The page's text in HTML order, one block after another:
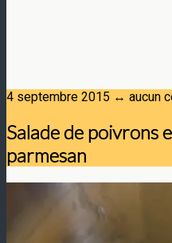
4 septembre 2015 ↔ aucun
Salade de poivrons
parmesan